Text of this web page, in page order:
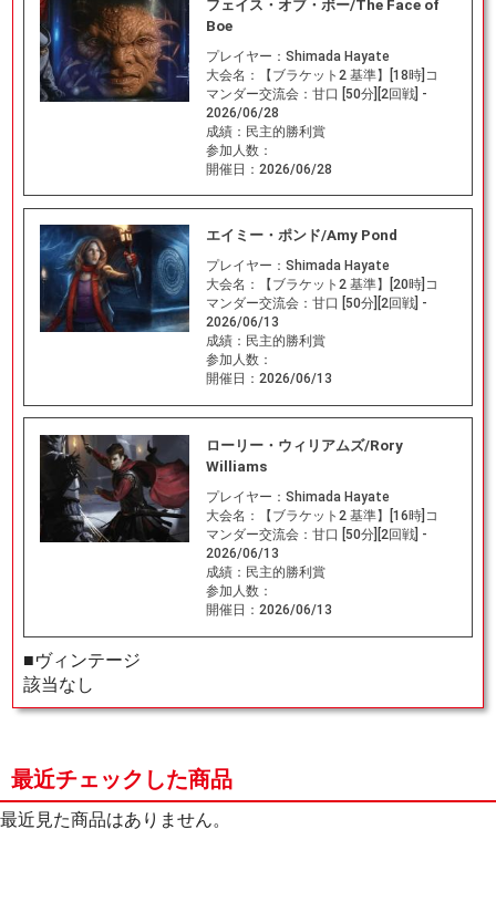
フェイス・オブ・ボー/The Face of
Boe
プレイヤー： Shimada Hayate
大会名：
【ブラケット2 基準】[18時]コ
マンダー交流会：甘口 [50分][2回戦] -
2026/06/28
成績： 民主的勝利賞
参加人数：
開催日： 2026/06/28
エイミー・ポンド/Amy Pond
プレイヤー： Shimada Hayate
大会名：
【ブラケット2 基準】[20時]コ
マンダー交流会：甘口 [50分][2回戦] -
2026/06/13
成績： 民主的勝利賞
参加人数：
開催日： 2026/06/13
ローリー・ウィリアムズ/Rory
Williams
プレイヤー： Shimada Hayate
大会名：
【ブラケット2 基準】[16時]コ
マンダー交流会：甘口 [50分][2回戦] -
2026/06/13
成績： 民主的勝利賞
参加人数：
開催日： 2026/06/13
■ヴィンテージ
該当なし
最近チェックした商品
最近見た商品はありません。